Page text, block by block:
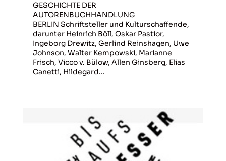
GESCHICHTE DER
AUTORENBUCHHANDLUNG
BERLIN Schriftsteller und Kulturschaffende,
darunter Heinrich Böll, Oskar Pastior,
Ingeborg Drewitz, Gerlind Reinshagen, Uwe
Johnson, Walter Kempowski, Marianne
Frisch, Vicco v. Bülow, Allen Ginsberg, Elias
Canetti, Hildegard...